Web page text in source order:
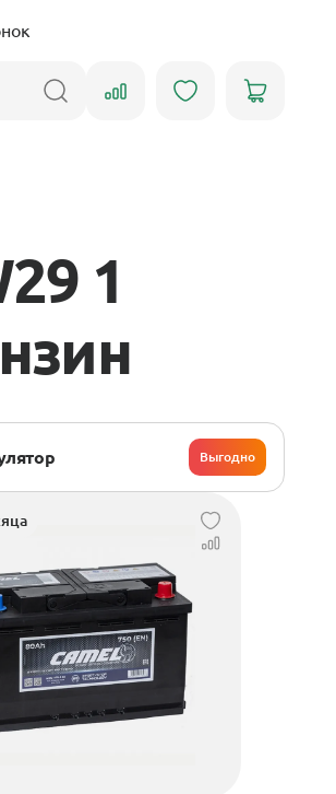
1
Выгодно